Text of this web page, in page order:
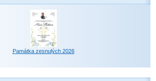
Památka zesnulých 2026